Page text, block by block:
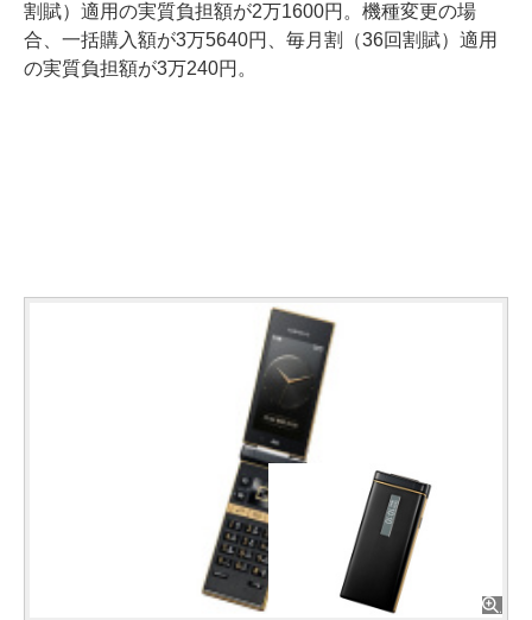
割賦）適用の実質負担額が2万1600円。機種変更の場
合、一括購入額が3万5640円、毎月割（36回割賦）適用
の実質負担額が3万240円。